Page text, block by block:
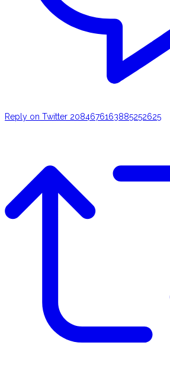
Reply on Twitter 2084676163885252625